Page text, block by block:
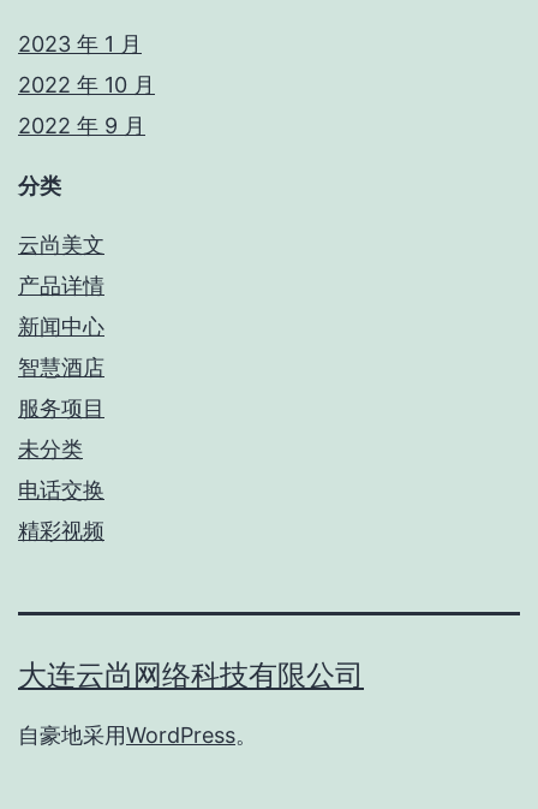
2023 年 1 月
2022 年 10 月
2022 年 9 月
分类
云尚美文
产品详情
新闻中心
智慧酒店
服务项目
未分类
电话交换
精彩视频
大连云尚网络科技有限公司
自豪地采用WordPress。